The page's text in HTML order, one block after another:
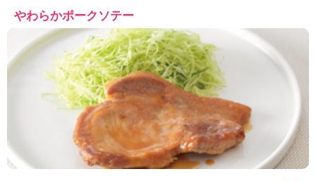
やわらかポークソテー